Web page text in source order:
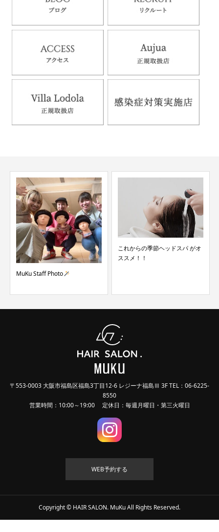
MuKu Staff Photo
これからの季節ヘッドスパ がオ
ススメ！！
〒553-0003 大阪市福島区福島3丁目12-6 レジーナ福島Ⅲ 3F TEL：06-6225-
8550
営業時間：10:00～19:00 定休日：毎週月曜日・第三火曜日
WEB予約する
Copyright © HAIR SALON. MuKu All Rights Reserved.